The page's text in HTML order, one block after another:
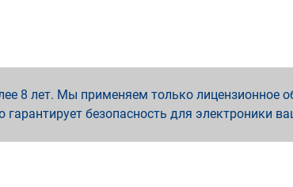
8 лет. Мы применяем только лицензионное
безопасность для электроники